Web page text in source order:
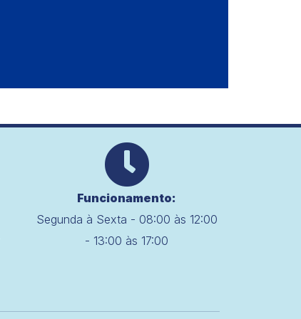
Funcionamento:
Segunda à Sexta - 08:00 às 12:00
- 13:00 às 17:00